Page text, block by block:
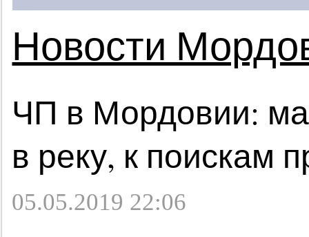
Новости
ЧП в Мордовии:
в реку, к поискам
05.05.2019 22:06